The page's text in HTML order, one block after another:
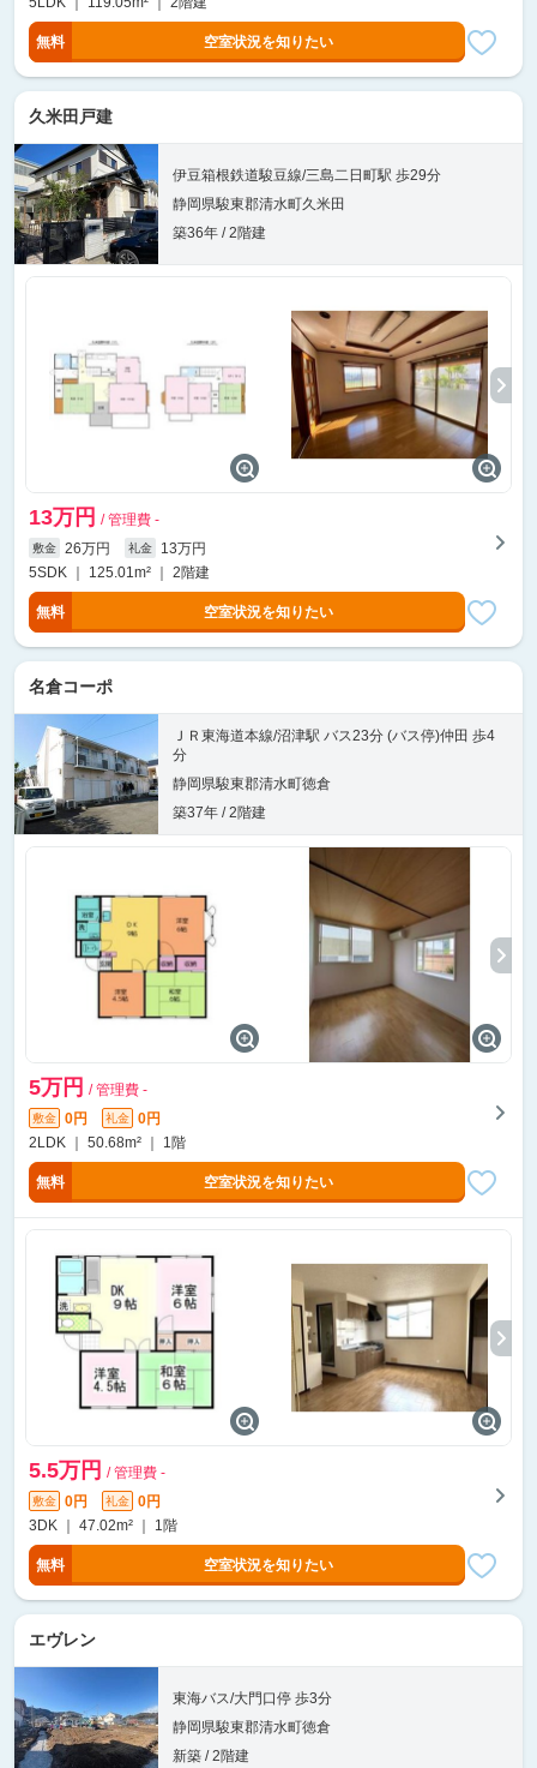
無料 空室状況を知りたい
久米田戸建
伊豆箱根鉄道駿豆線/三島二日町駅 歩29分
静岡県駿東郡清水町久米田
築36年 / 2階建
13万円 / 管理費 -
敷金 26万円 礼金
13万円
5SDK ｜ 125.01m² ｜ 2階建
無料 空室状況を知りたい
名倉コーポ
ＪＲ東海道本線/沼津駅 バス23分 (バス停)仲田 歩4
分
静岡県駿東郡清水町徳倉
築37年 / 2階建
5万円 / 管理費 -
敷金 0円 礼金
0円
2LDK ｜ 50.68m² ｜ 1階
無料 空室状況を知りたい
5.5万円 / 管理費 -
敷金 0円 礼金
0円
3DK ｜ 47.02m² ｜ 1階
無料 空室状況を知りたい
エヴレン
東海バス/大門口停 歩3分
静岡県駿東郡清水町徳倉
新築 / 2階建